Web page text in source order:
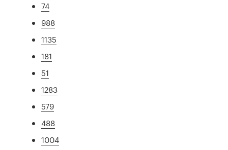
74
988
1135
181
51
1283
579
488
1004